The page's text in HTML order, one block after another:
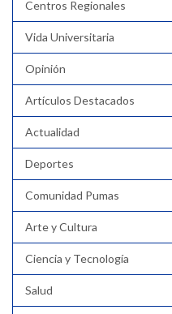
Centros Regionales
Vida Universitaria
Opinión
Artículos Destacados
Actualidad
Deportes
Comunidad Pumas
Arte y Cultura
Ciencia y Tecnología
Salud